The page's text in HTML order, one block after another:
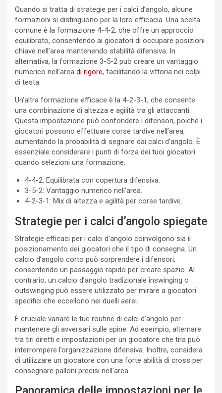
Quando si tratta di strategie per i calci d’angolo, alcune
formazioni si distinguono per la loro efficacia. Una scelta
comune è la formazione 4-4-2, che offre un approccio
equilibrato, consentendo ai giocatori di occupare posizioni
chiave nell’area mantenendo stabilità difensiva. In
alternativa, la formazione 3-5-2 può creare un vantaggio
numerico nell’area di rigore, facilitando la vittoria nei colpi
di testa.
Un’altra formazione efficace è la 4-2-3-1, che consente
una combinazione di altezza e agilità tra gli attaccanti.
Questa impostazione può confondere i difensori, poiché i
giocatori possono effettuare corse tardive nell’area,
aumentando la probabilità di segnare dai calci d’angolo. È
essenziale considerare i punti di forza dei tuoi giocatori
quando selezioni una formazione.
4-4-2: Equilibrata con copertura difensiva.
3-5-2: Vantaggio numerico nell’area.
4-2-3-1: Mix di altezza e agilità per corse tardive.
Strategie per i calci d’angolo spiegate
Strategie efficaci per i calci d’angolo coinvolgono sia il
posizionamento dei giocatori che il tipo di consegna. Un
calcio d’angolo corto può sorprendere i difensori,
consentendo un passaggio rapido per creare spazio. Al
contrario, un calcio d’angolo tradizionale inswinging o
outswinging può essere utilizzato per mirare a giocatori
specifici che eccellono nei duelli aerei.
È cruciale variare le tue routine di calci d’angolo per
mantenere gli avversari sulle spine. Ad esempio, alternare
tra tiri diretti e impostazioni per un giocatore che tira può
interrompere l’organizzazione difensiva. Inoltre, considera
di utilizzare un giocatore con una forte abilità di cross per
consegnare palloni precisi nell’area.